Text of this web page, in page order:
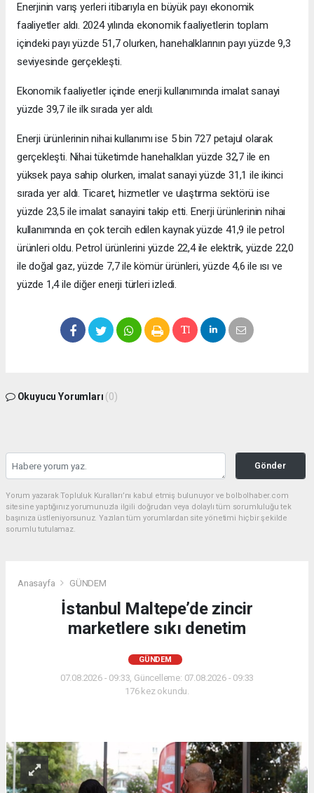
Enerjinin varış yerleri itibarıyla en büyük payı ekonomik
faaliyetler aldı. 2024 yılında ekonomik faaliyetlerin toplam
içindeki payı yüzde 51,7 olurken, hanehalklarının payı yüzde 9,3
seviyesinde gerçekleşti.
Ekonomik faaliyetler içinde enerji kullanımında imalat sanayi
yüzde 39,7 ile ilk sırada yer aldı.
Enerji ürünlerinin nihai kullanımı ise 5 bin 727 petajul olarak
gerçekleşti. Nihai tüketimde hanehalkları yüzde 32,7 ile en
yüksek paya sahip olurken, imalat sanayi yüzde 31,1 ile ikinci
sırada yer aldı. Ticaret, hizmetler ve ulaştırma sektörü ise
yüzde 23,5 ile imalat sanayini takip etti. Enerji ürünlerinin nihai
kullanımında en çok tercih edilen kaynak yüzde 41,9 ile petrol
ürünleri oldu. Petrol ürünlerini yüzde 22,4 ile elektrik, yüzde 22,0
ile doğal gaz, yüzde 7,7 ile kömür ürünleri, yüzde 4,6 ile ısı ve
yüzde 1,4 ile diğer enerji türleri izledi.
Okuyucu Yorumları (0)
Gönder
Yorum yazarak Topluluk Kuralları’nı kabul etmiş bulunuyor ve bolbolhaber.com
sitesine yaptığınız yorumunuzla ilgili doğrudan veya dolaylı tüm sorumluluğu tek
başınıza üstleniyorsunuz. Yazılan tüm yorumlardan site yönetimi hiçbir şekilde
sorumlu tutulamaz.
Anasayfa GÜNDEM
İstanbul Maltepe’de zincir
marketlere sıkı denetim
GÜNDEM
07.08.2026 - 09:33, Güncelleme: 07.08.2026 - 09:33
176 kez okundu.